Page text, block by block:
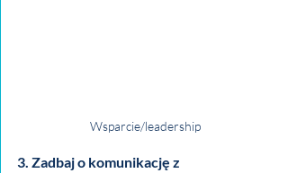
Wsparcie/leadership
3. Zadbaj o komunikację z